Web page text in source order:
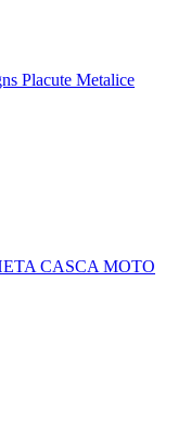
Placute Metalice
CASCA MOTO